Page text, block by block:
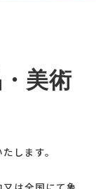
美術
します。